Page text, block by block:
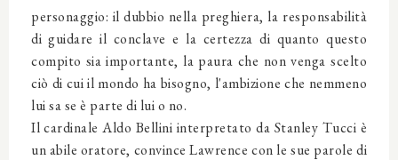
personaggio: il dubbio nella preghiera, la responsabilità
di guidare il conclave e la certezza di quanto questo
compito sia importante, la paura che non venga scelto
ciò di cui il mondo ha bisogno, l'ambizione che nemmeno
lui sa se è parte di lui o no.
Il cardinale Aldo Bellini interpretato da Stanley Tucci è
un abile oratore, convince Lawrence con le sue parole di